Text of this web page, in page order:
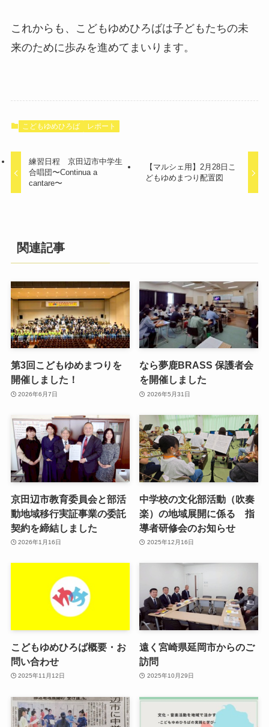
これからも、こどもゆめひろばは子どもたちの未
来のために歩みを進めてまいります。
こどもゆめひろば レポート
練習日程 京田辺市中学生
合唱団〜Continua a
cantare〜
【マルシェ用】2月28日こ
どもゆめまつり配置図
関連記事
第3回こどもゆめまつりを
開催しました！
2026年6月7日
なら夢鹿BRASS 保護者会
を開催しました
2026年5月31日
京田辺市教育委員会と部活
動地域移行実証事業の委託
契約を締結しました
2026年1月16日
中学校の文化部活動（吹奏
楽）の地域展開に係る 指
導者研修会のお知らせ
2025年12月16日
こどもゆめひろば概要・お
問い合わせ
2025年11月12日
遠く宮崎県延岡市からのご
訪問
2025年10月29日